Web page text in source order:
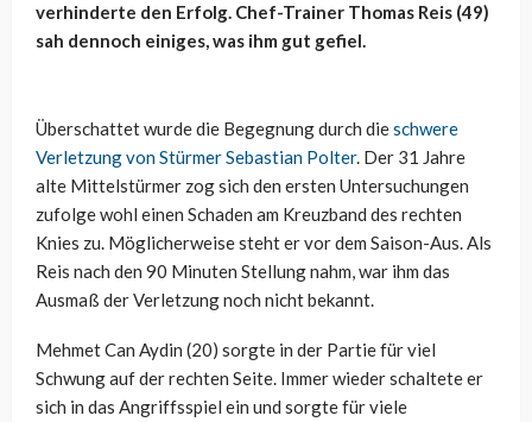
verhinderte den Erfolg. Chef-Trainer Thomas Reis (49)
sah dennoch einiges, was ihm gut gefiel.
Überschattet wurde die Begegnung durch dieschwere
Verletzung von Stürmer Sebastian Polter. Der 31 Jahre
alte Mittelstürmer zog sich den ersten Untersuchungen
zufolge wohl einen Schaden am Kreuzband des rechten
Knies zu. Möglicherweise steht er vor dem Saison-Aus. Als
Reis nach den 90 Minuten Stellung nahm, war ihm das
Ausmaß der Verletzung noch nicht bekannt.
Mehmet Can Aydin (20) sorgte in der Partie für viel
Schwung auf der rechten Seite. Immer wieder schaltete er
sich in das Angriffsspiel ein und sorgte für viele